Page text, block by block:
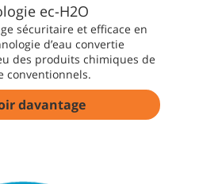
ec-H2O
sécuritaire et efficace en
d’eau convertie
des produits chimiques de
conventionnels.
davantage